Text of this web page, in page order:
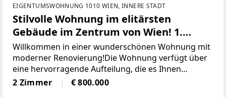
EIGENTUMSWOHNUNG 1010 WIEN, INNERE STADT
Stilvolle Wohnung im elitärsten
Gebäude im Zentrum von Wien! 1.
Bezirk. U1 und U2
Willkommen in einer wunderschönen Wohnung mit
moderner Renovierung!Die Wohnung verfügt über
eine hervorragende Aufteilung, die es Ihnen
ermöglicht, eine Küche, einen Ruhebereich und
einen Schlafbereich sinnvoll zu platzieren! Die
2 Zimmer € 800.000